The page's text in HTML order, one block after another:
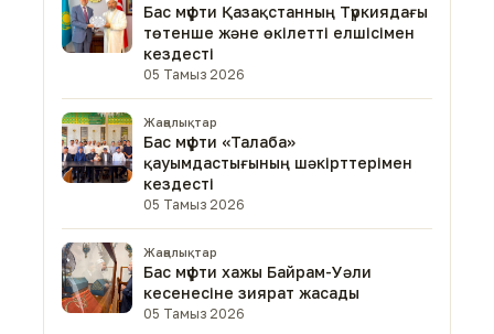
Бас мүфти Қазақстанның Түркиядағы
төтенше және өкілетті елшісімен
кездесті
05 Тамыз 2026
Жаңалықтар
Бас мүфти «Талаба»
қауымдастығының шәкірттерімен
кездесті
05 Тамыз 2026
Жаңалықтар
Бас мүфти хажы Байрам-Уәли
кесенесіне зиярат жасады
05 Тамыз 2026